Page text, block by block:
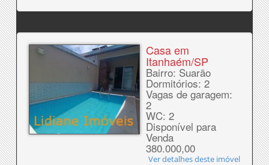
Casa em
Itanhaém/SP
Bairro: Suarão
Dormitórios: 2
Vagas de garagem:
2
WC: 2
Disponível para
Venda
380.000,00
Ver detalhes deste imóvel